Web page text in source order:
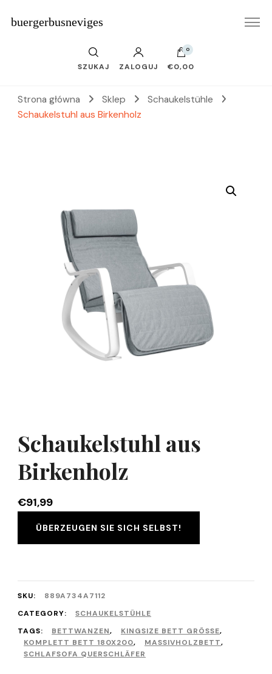
buergerbusneviges
SZUKAJ ZALOGUJ
0
€0,00
Strona główna Sklep
Schaukelstühle
Schaukelstuhl aus Birkenholz
Schaukelstuhl aus
Birkenholz
€91,99
ÜBERZEUGEN SIE SICH SELBST!
SKU:
889A734A7112
CATEGORY:
SCHAUKELSTÜHLE
TAGS:
BETTWANZEN, KINGSIZE BETT GRÖSSE ,
KOMPLETT BETT 180X200, MASSIVHOLZBETT,
SCHLAFSOFA QUERSCHLÄFER